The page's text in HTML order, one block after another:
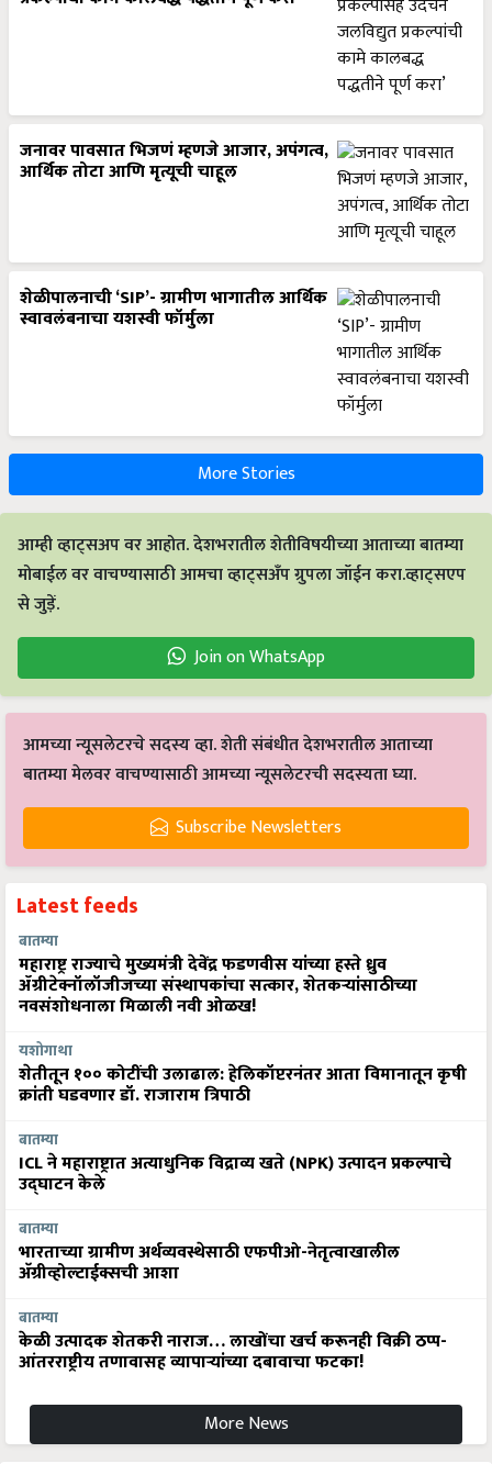
जनावर पावसात भिजणं म्हणजे आजार, अपंगत्व,
आर्थिक तोटा आणि मृत्यूची चाहूल
शेळीपालनाची ‘SIP’- ग्रामीण भागातील आर्थिक
स्वावलंबनाचा यशस्वी फॉर्मुला
More Stories
आम्ही व्हाट्सअप वर आहोत. देशभरातील शेतीविषयीच्या आताच्या बातम्या
मोबाईल वर वाचण्यासाठी आमचा व्हाट्सअँप ग्रुपला जॉईन करा.व्हाट्सएप
से जुड़ें.
Join on WhatsApp
आमच्या न्यूसलेटरचे सदस्य व्हा. शेती संबंधीत देशभरातील आताच्या
बातम्या मेलवर वाचण्यासाठी आमच्या न्यूसलेटरची सदस्यता घ्या.
Subscribe Newsletters
Latest feeds
बातम्या
महाराष्ट्र राज्याचे मुख्यमंत्री देवेंद्र फडणवीस यांच्या हस्ते ध्रुव
ॲग्रीटेक्नॉलॉजीजच्या संस्थापकांचा सत्कार, शेतकऱ्यांसाठीच्या
नवसंशोधनाला मिळाली नवी ओळख!
यशोगाथा
शेतीतून १०० कोटींची उलाढाल: हेलिकॉप्टरनंतर आता विमानातून कृषी
क्रांती घडवणार डॉ. राजाराम त्रिपाठी
बातम्या
ICL ने महाराष्ट्रात अत्याधुनिक विद्राव्य खते (NPK) उत्पादन प्रकल्पाचे
उद्घाटन केले
बातम्या
भारताच्या ग्रामीण अर्थव्यवस्थेसाठी एफपीओ-नेतृत्वाखालील
अ‍ॅग्रीव्होल्टाईक्सची आशा
बातम्या
केळी उत्पादक शेतकरी नाराज… लाखोंचा खर्च करूनही विक्री ठप्प-
आंतरराष्ट्रीय तणावासह व्यापाऱ्यांच्या दबावाचा फटका!
More News